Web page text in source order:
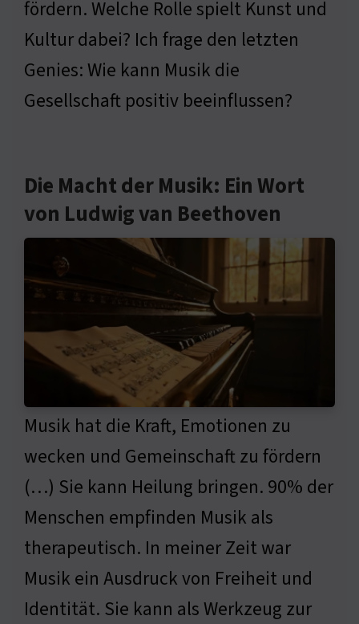
fördern. Welche Rolle spielt Kunst und
Kultur dabei? Ich frage den letzten
Genies: Wie kann Musik die
Gesellschaft positiv beeinflussen?
Die Macht der Musik: Ein Wort
von Ludwig van Beethoven
Musik hat die Kraft, Emotionen zu
wecken und Gemeinschaft zu fördern
(…) Sie kann Heilung bringen. 90% der
Menschen empfinden Musik als
therapeutisch. In meiner Zeit war
Musik ein Ausdruck von Freiheit und
Identität. Sie kann als Werkzeug zur